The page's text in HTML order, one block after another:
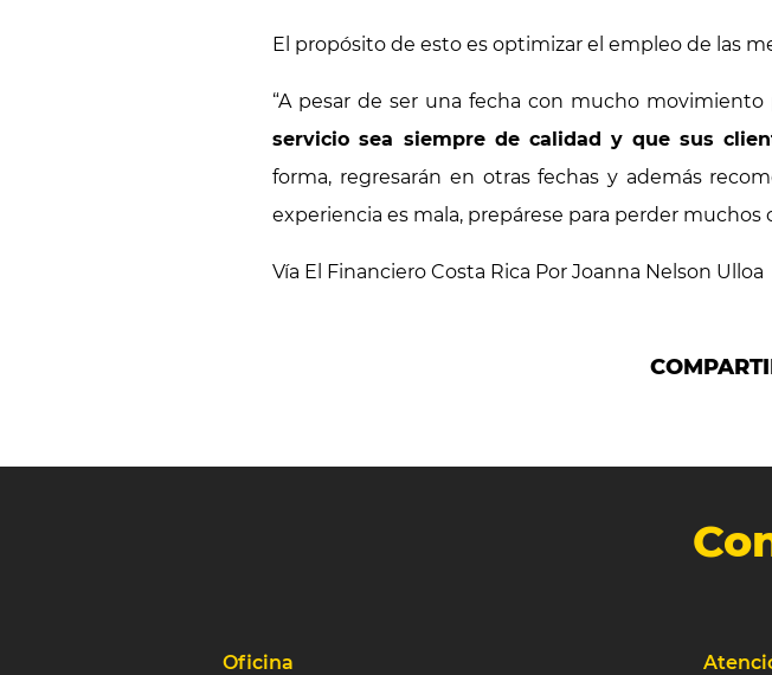
El propósito de esto es optimizar el empleo de las
“A pesar de ser una fecha con mucho
servicio sea siempre de calidad y que sus
forma, regresarán en otras fechas y además
experiencia es mala, prepárese para perder muchos
Vía El Financiero Costa Rica Por Joanna Nelson Ulloa
Oficina